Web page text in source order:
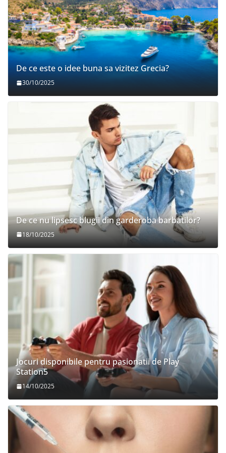
De ce este o idee buna sa vizitez Grecia?
30/10/2025
De ce nu lipsesc blugii din garderoba barbatilor?
18/10/2025
Jocuri disponibile pentru pasionatii de Play
Station5
14/10/2025